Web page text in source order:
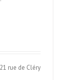
rue de Cléry